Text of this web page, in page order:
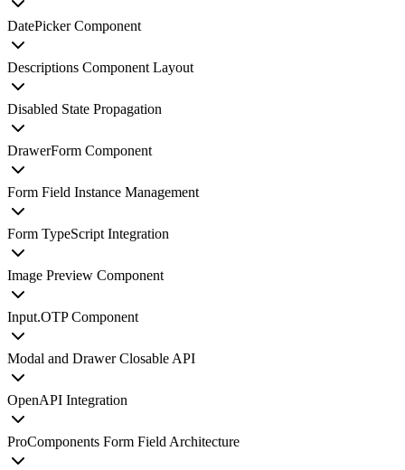
DatePicker Component
Descriptions Component Layout
Disabled State Propagation
DrawerForm Component
Form Field Instance Management
Form TypeScript Integration
Image Preview Component
Input.OTP Component
Modal and Drawer Closable API
OpenAPI Integration
ProComponents Form Field Architecture